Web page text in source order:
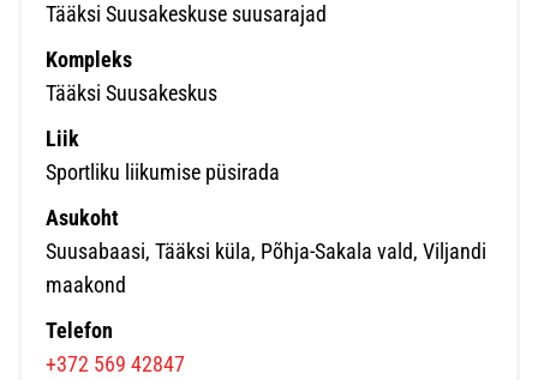
Tääksi Suusakeskuse suusarajad
Kompleks
Tääksi Suusakeskus
Liik
Sportliku liikumise püsirada
Asukoht
Suusabaasi, Tääksi küla, Põhja-Sakala vald, Viljandi
maakond
Telefon
+372 569 42847